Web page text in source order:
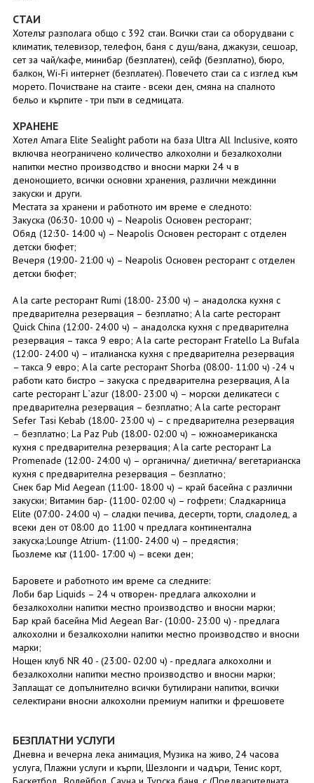
СТАИ
Хотелът разполага общо с 392 стаи. Всички стаи са оборудвани с
климатик, телевизор, телефон, баня с душ/вана, джакузи, сешоар,
сет за чай/кафе, минибар (безплатeн), сейф (безплатно), бюро,
балкон, Wi-Fi интернет (безплатeн). Повечето стаи са с изглед към
морето. Почистване на стаите - всеки ден, смяна на спалното
бельо и кърпите - три пъти в седмицата.
ХРАНЕНЕ
Хотел Amara Elite Sealight работи на база Ultra All Inclusive, която
включва неограничено количество алкохолни и безалкохолни
напитки местно производство и вносни марки 24 ч в
денонощието, всички основни хранения, различни междинни
закуски и други.
Местата за хранени и работното им време е следното:
Закуска (06:30- 10:00 ч) – Neapolis Основен ресторант;
Обяд (12:30- 14:00 ч) – Neapolis Основен ресторант с отделен
детски бюфет;
Вечеря (19:00- 21:00 ч) – Neapolis Основен ресторант с отделен
детски бюфет;
A la carte ресторант Rumi (18:00- 23:00 ч) – анадолска кухня с
предварителна резервация – безплатно; A la carte ресторант
Quick China (12:00- 24:00 ч) – анадолска кухня с предварителна
резервация – такса 9 евро; A la carte ресторант Fratello La Bufala
(12:00- 24:00 ч) – италианска кухня с предварителна резервация
– такса 9 евро; A la carte ресторант Shorba (08:00- 11:00 ч) -24 ч
работи като бистро – закуска с предварителна резервация, A la
carte ресторант L`azur (18:00- 23:00 ч) – морски деликатеси с
предварителна резервация – безплатно; A la carte ресторант
Sefer Tasi Kebab (18:00- 23:00 ч) – с предварителна резервация
– безплатно; La Paz Pub (18:00- 02:00 ч) – южноамериканска
кухня с предварителна резервация; A la carte ресторант La
Promenade (12:00- 24:00 ч) – органична/ диетична/ вегетарианска
кухня с предварителна резервация – безплатно;
Снек бар Mid Aegean (11:00- 18:00 ч) – край басейна с различни
закуски; Витамин бар- (11:00- 02:00 ч) – гофрети; Сладкарница
Elite (07:00- 24:00 ч) – сладки печива, десерти, торти, сладолед, а
всеки ден от 08:00 до 11:00 ч предлага континентална
закуска;Lounge Atrium- (11:00- 24:00 ч) – предястия;
Гьозлеме кът (11:00- 17:00 ч) – всеки ден;
Баровете и работното им време са следните:
Лоби бар Liquids – 24 ч отворен- предлага алкохолни и
безалкохолни напитки местно производство и вносни марки;
Бар край басейна Mid Aegean Bar- (10:00- 23:00 ч) - предлага
алкохолни и безалкохолни напитки местно производство и вносни
марки;
Нощен клуб NR 40 - (23:00- 02:00 ч) - предлага алкохолни и
безалкохолни напитки местно производство и вносни марки;
Заплащат се допълнително всички бутилирани напитки, всички
селектирани вносни алкохолни премиум напитки и фрешовете
БЕЗПЛАТНИ УСЛУГИ
Дневна и вечерна лека анимация, Музика на живо, 24 часова
услуга, Плажни услуги и кърпи, Шезлонги и чадъри, Тенис корт,